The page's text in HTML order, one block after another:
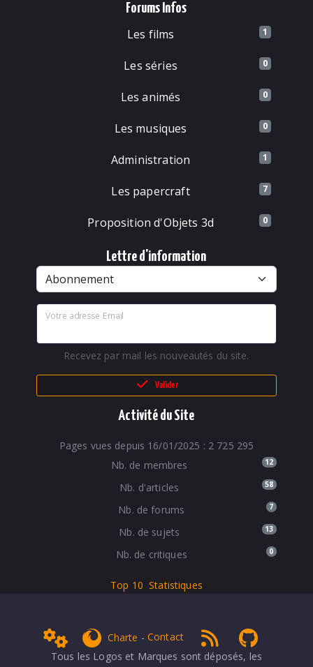
Forums Infos
Les films 1
Les séries 0
Les animés 0
Les musiques 0
Administration 1
Les papercraft 7
Proposition d'Objets 3d 0
Lettre d'information
Votre adresse Email
Recevez par mail les nouveautés du site.
Valider
Activité du Site
Pages vues depuis 16/01/2025 : 2 725 295
Nb. de membres
12
Nb. d'articles 58
Nb. de forums 7
Nb. de sujets 13
Nb. de critiques 0
Top 10 Statistiques
Adminget Firefox
Charte -Contact RSS 1.0
Tous les Logos et Marques sont déposés, les